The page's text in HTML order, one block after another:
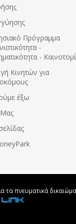
Πρόγραμμα
-
-
Κινητών για
έξω
τα πνευματικά